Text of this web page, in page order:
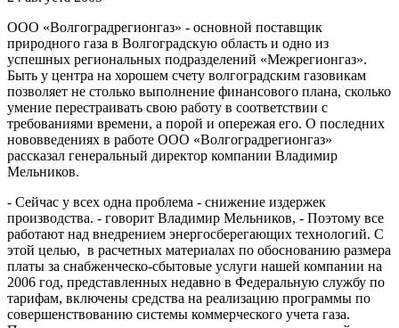
ООО «Волгоградрегионгаз» - основной поставщик
природного газа в Волгоградскую область и одно из
успешных региональных подразделений «Межрегионгаз».
Быть у центра на хорошем счету волгоградским газовикам
позволяет не столько выполнение финансового плана, сколько
умение перестраивать свою работу в соответствии с
требованиями времени, а порой и опережая его. О последних
нововведениях в работе ООО «Волгоградрегионгаз»
рассказал генеральный директор компании Владимир
Мельников.
- Сейчас у всех одна проблема - снижение издержек
производства. - говорит Владимир Мельников, - Поэтому все
работают над внедрением энергосберегающих технологий. C
этой целью, в расчетных материалах по обоснованию размера
платы за снабженческо-сбытовые услуги нашей компании на
2006 год, представленных недавно в Федеральную службу по
тарифам, включены средства на реализацию программы по
совершенствованию системы коммерческого учета газа.